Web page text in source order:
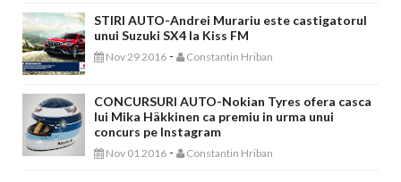
STIRI AUTO-Andrei Murariu este castigatorul
unui Suzuki SX4 la Kiss FM
Nov 29 2016 - Constantin Hriban
CONCURSURI AUTO-Nokian Tyres ofera casca
lui Mika Häkkinen ca premiu in urma unui
concurs pe Instagram
Nov 01 2016 - Constantin Hriban